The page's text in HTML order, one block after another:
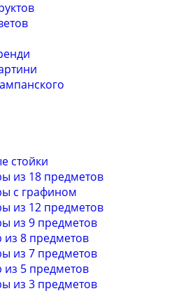
стойки
из 18 предметов
с графином
из 12 предметов
из 9 предметов
из 8 предметов
из 7 предметов
из 5 предметов
из 3 предметов